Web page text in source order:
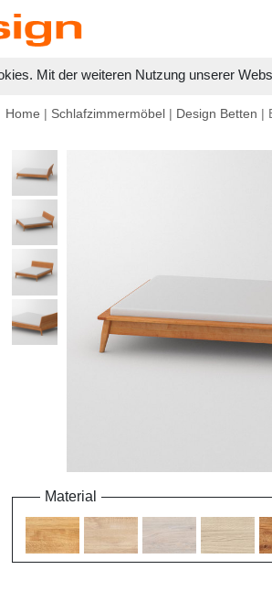
Mit der weiteren Nutzung unserer
Home | Schlafzimmermöbel | Design Betten |
Material